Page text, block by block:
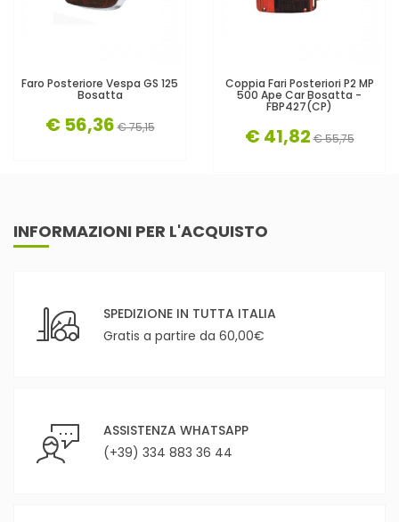
Faro Posteriore Vespa GS 125
Bosatta
€ 56,36 € 75,15
Coppia Fari Posteriori P2 MP
500 Ape Car Bosatta -
FBP427(CP)
€ 41,82 € 55,75
INFORMAZIONI PER L'ACQUISTO
SPEDIZIONE IN TUTTA ITALIA
Gratis a partire da 60,00€
ASSISTENZA WHATSAPP
(+39) 334 883 36 44